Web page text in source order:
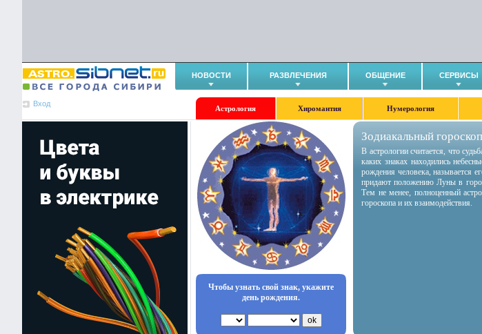
НОВОСТИ РАЗВЛЕЧЕНИЯ ОБЩЕНИЕ СЕРВИСЫ
Вход
Астрология Хиромантия Нумерология
Чтобы узнать свой знак, укажите
день рождения.
Зодиакальный гороскоп
В астрологии считается, что
каких знаках находились
рождения человека, называется
придают положению Луны в
Тем не менее, полноценный
гороскопа и их взаимодействия.